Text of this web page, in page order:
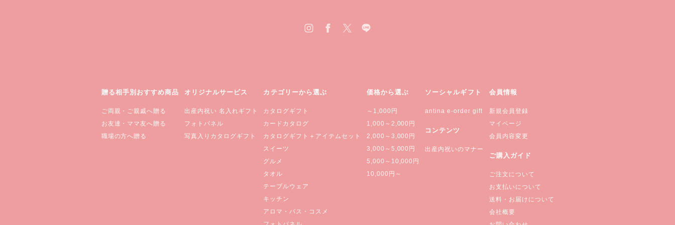
贈る相手別おすすめ商品
ご両親・ご親戚へ贈る
お友達・ママ友へ贈る
職場の方へ贈る
オリジナルサービス
出産内祝い 名入れギフト
フォトパネル
写真入りカタログギフト
カテゴリーから選ぶ
カタログギフト
カードカタログ
カタログギフト＋アイテムセット
スイーツ
グルメ
タオル
テーブルウェア
キッチン
アロマ・バス・コスメ
価格から選ぶ
～1,000円
1,000～2,000円
2,000～3,000円
3,000～5,000円
5,000～10,000円
10,000円～
ソーシャルギフト
antina e-order gift
コンテンツ
出産内祝いのマナー
会員情報
新規会員登録
マイページ
会員内容変更
ご購入ガイド
ご注文について
お支払いについて
送料・お届けについて
会社概要